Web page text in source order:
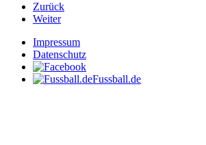
Zurück
Weiter
Impressum
Datenschutz
Fussball.de